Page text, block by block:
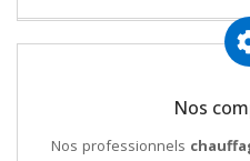
Nos
Nos professionnels